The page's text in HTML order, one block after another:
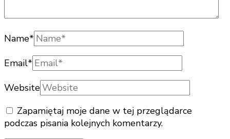
Name*
Email*
Website
Zapamiętaj moje dane w tej przeglądarce
podczas pisania kolejnych komentarzy.